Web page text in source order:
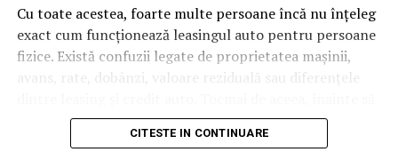
Și mai e ceva ce se uită ușor. Un webinar reușit atrage
linkuri aproape de la sine. Cineva îl menționează într-un
newsletter, altcineva îl citează într-un articol, un
partener îl trimite în comunitatea lui. Fiecare astfel de
tău, iar autoritatea e moneda forte în SEO.
Cu toate acestea, foarte multe persoane încă nu înțeleg
exact cum funcționează leasingul auto pentru persoane
fizice. Există confuzii legate de proprietatea mașinii,
avans, rate, dobânzi, valoare reziduală sau diferențele
semnezi orice contract, este important să înțelegi clar
mecanismul acestui tip de finanțare și să știi la ce să fii
CITESTE IN CONTINUARE